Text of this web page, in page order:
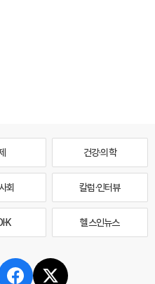
건강·의학
회 칼럼·인터뷰
헬스인뉴스